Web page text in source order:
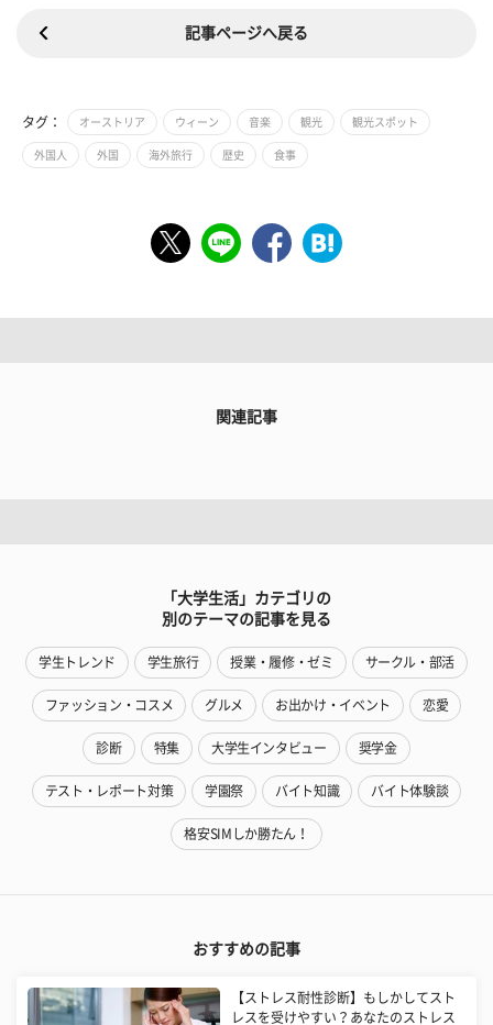
記事ページへ戻る
タグ： オーストリア ウィーン 音楽 観光 観光スポット
外国人 外国 海外旅行 歴史 食事
関連記事
「大学生活」カテゴリの
別のテーマの記事を見る
学生トレンド 学生旅行 授業・履修・ゼミ サークル・部活
ファッション・コスメ グルメ お出かけ・イベント 恋愛
診断 特集 大学生インタビュー 奨学金
テスト・レポート対策 学園祭 バイト知識 バイト体験談
格安SIMしか勝たん！
おすすめの記事
【ストレス耐性診断】もしかしてスト
レスを受けやすい？あなたのストレス